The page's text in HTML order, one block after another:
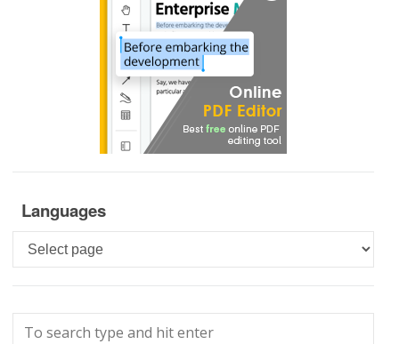
Languages
Languages